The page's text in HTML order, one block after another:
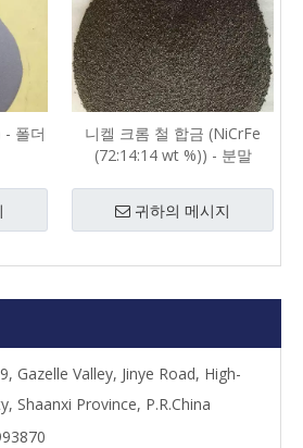
- 폴더
니켈 크롬 철 합금 (NiCrFe
(72:14:14 wt %)) - 분말
귀하의 메시지
Gazelle Valley, Jinye Road, High-
Shaanxi Province, P.R.China